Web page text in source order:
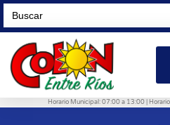
Search
for:
Horario Municipal: 07:00 a 13:00 |